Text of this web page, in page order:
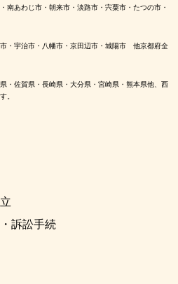
南あわじ市・朝来市・淡路市・宍粟市・たつの市・
・宇治市・八幡市・京田辺市・城陽市 他京都府全
・佐賀県・長崎県・大分県・宮崎県・熊本県他、西
。
訴訟手続